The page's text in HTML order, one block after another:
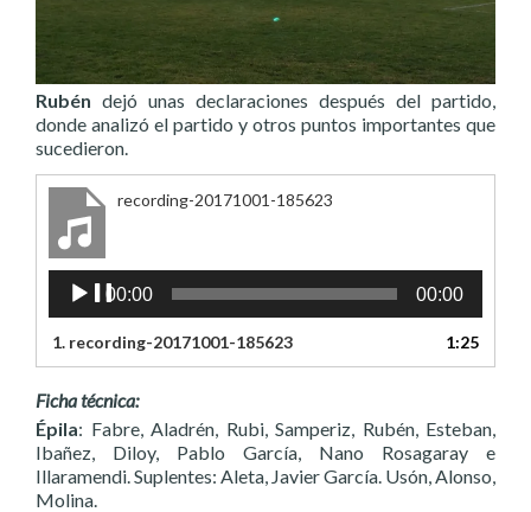
Rubén dejó unas declaraciones después del partido,
donde analizó el partido y otros puntos importantes que
sucedieron.
recording-20171001-185623
Reproductor
audio
00:00 00:00
1. recording-20171001-185623 1:25
Ficha técnica:
Épila: Fabre, Aladrén, Rubi, Samperiz, Rubén, Esteban,
Ibañez, Diloy, Pablo García, Nano Rosagaray e
Illaramendi. Suplentes: Aleta, Javier García. Usón, Alonso,
Molina.